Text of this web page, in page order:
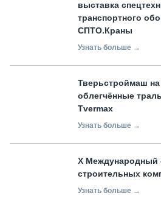
выставка
транспортного
СПТО.Краны
Узнать больше →
Тверьстроймаш на
облегчённые
Tvermax
Узнать больше →
X Международный
строительных
Узнать больше →